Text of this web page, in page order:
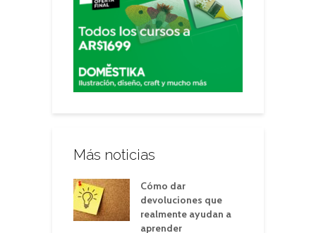
Más noticias
Cómo dar
devoluciones que
realmente ayudan a
aprender